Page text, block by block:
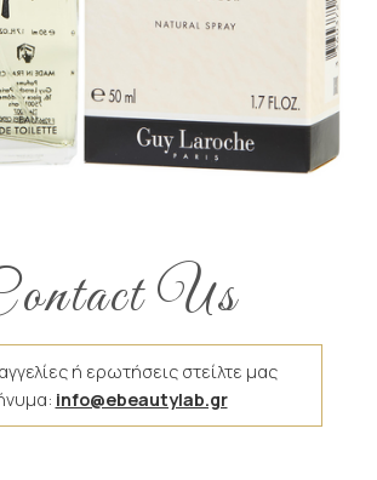
Τύπου Fidji Guy Laroche
Us
ή ερωτήσεις στείλτε μας
info@ebeautylab.gr